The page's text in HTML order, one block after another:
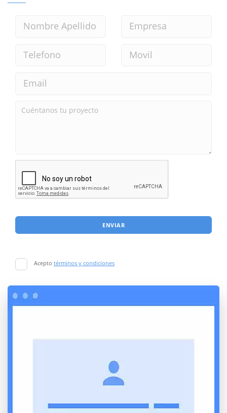
ENVIAR
Acepto términos y condiciones